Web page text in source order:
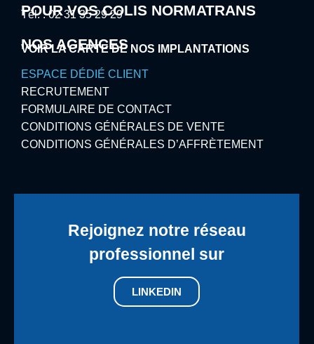
POUR VOS COLIS NORMATRANS
Tél. : 02 31 35 29 29
NOS AGENCES
VOIR LA CARTE DE NOS IMPLANTATIONS
ESPACE DÉDIÉ CLIENT
RECRUTEMENT
FORMULAIRE DE CONTACT
CONDITIONS GÉNÉRALES DE VENTE
CONDITIONS GÉNÉRALES D’AFFRÈTEMENT
Rejoignez notre réseau
professionnel sur
LINKEDIN